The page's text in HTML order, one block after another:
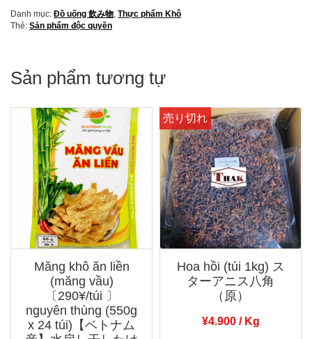
Danh mục: Đồ uống 飲み物, Thực phẩm Khô
Thẻ: Sản phẩm độc quyền
Sản phẩm tương tự
Măng khô ăn liền
(măng vầu)
〔290¥/túi 〕
nguyên thùng (550g
x 24 túi)【ベトナム
Hoa hồi (túi 1kg) ス
ターアニス八角
（原）
¥4.900/ Kg